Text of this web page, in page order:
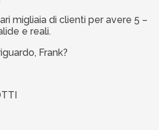
migliaia di clienti per avere 5 –
e reali.
Frank?